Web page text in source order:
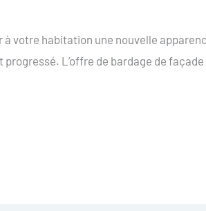
votre habitation une nouvelle
L’offre de bardage de façade